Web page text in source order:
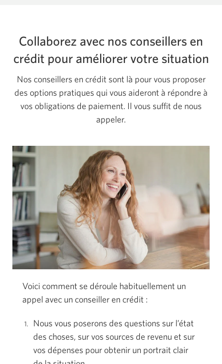
Collaborez avec nos conseillers en
crédit pour améliorer votre situation
Nos conseillers en crédit sont là pour vous proposer
des options pratiques qui vous aideront à répondre à
vos obligations de paiement. Il vous suffit de nous
appeler.
Voici comment se déroule habituellement un
appel avec un conseiller en crédit :
Nous vous poserons des questions sur l’état
des choses, sur vos sources de revenu et sur
vos dépenses pour obtenir un portrait clair